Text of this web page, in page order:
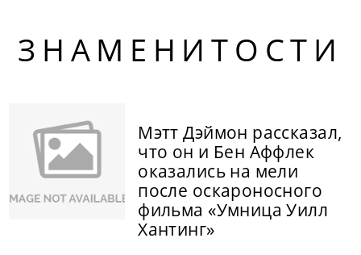
ЗНАМЕНИТОСТИ
Мэтт Дэймон рассказал,
что он и Бен Аффлек
оказались на мели
после оскароносного
фильма «Умница Уилл
Хантинг»